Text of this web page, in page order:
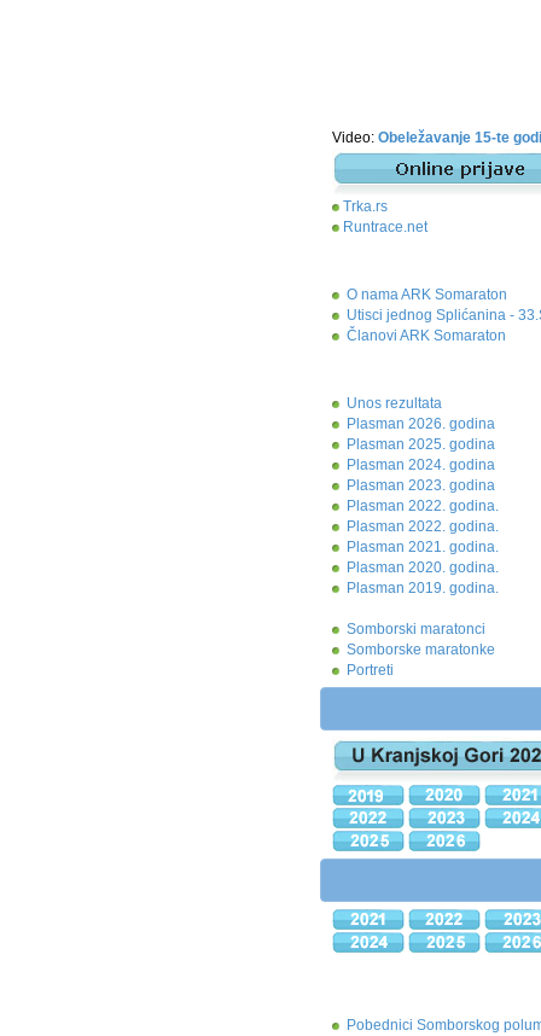
Video: Obeležavanje 15-te
Trka.rs
Runtrace.net
O nama ARK Somaraton
Utisci jednog Splićanina -
Članovi ARK Somaraton
Unos rezultata
Plasman 2026. godina
Plasman 2025. godina
Plasman 2024. godina
Plasman 2023. godina
Plasman 2022. godina.
Plasman 2022. godina.
Plasman 2021. godina.
Plasman 2020. godina.
Plasman 2019. godina.
Somborski maratonci
Somborske maratonke
Portreti
Pobednici Somborskog